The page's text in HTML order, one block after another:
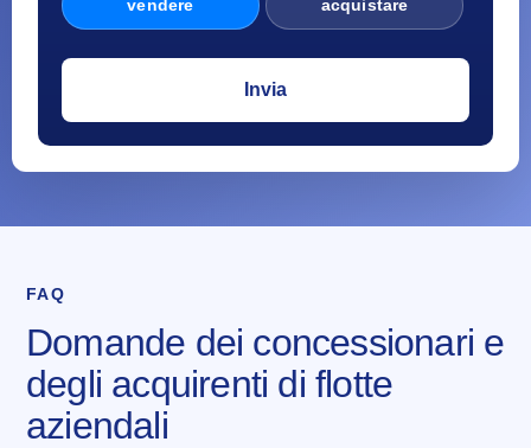
vendere acquistare
FAQ
Domande dei concessionari e
degli acquirenti di flotte
aziendali